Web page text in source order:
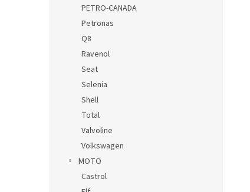
PETRO-CANADA
Petronas
Q8
Ravenol
Seat
Selenia
Shell
Total
Valvoline
Volkswagen
MOTO
Castrol